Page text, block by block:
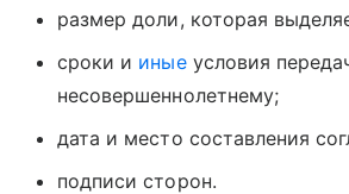
размер доли, которая
сроки и иныеусловия
несовершеннолетнему;
дата и место составления
подписи сторон.